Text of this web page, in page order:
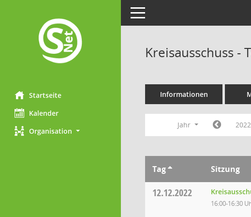
Startseite
Kalender
Organisation
Toggle navigation
Kreisausschuss -
Informationen
Jahr 2022
Tag Sitzung
12.12.2022
16:00-16:30